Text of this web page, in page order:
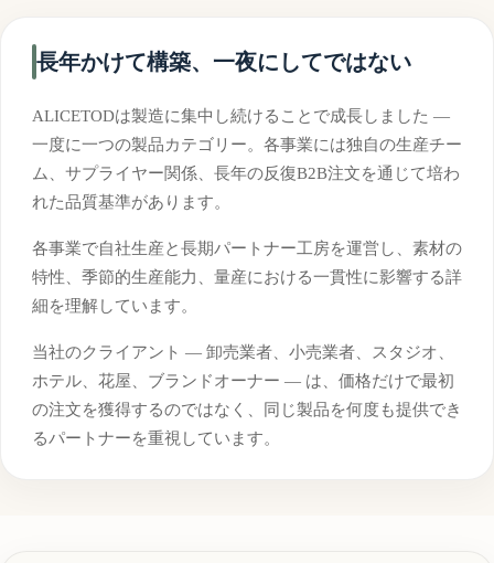
長年かけて構築、一夜にしてではない
ALICETODは製造に集中し続けることで成長しました —
一度に一つの製品カテゴリー。各事業には独自の生産チー
ム、サプライヤー関係、長年の反復B2B注文を通じて培わ
れた品質基準があります。
各事業で自社生産と長期パートナー工房を運営し、素材の
特性、季節的生産能力、量産における一貫性に影響する詳
細を理解しています。
当社のクライアント — 卸売業者、小売業者、スタジオ、
ホテル、花屋、ブランドオーナー — は、価格だけで最初
の注文を獲得するのではなく、同じ製品を何度も提供でき
るパートナーを重視しています。